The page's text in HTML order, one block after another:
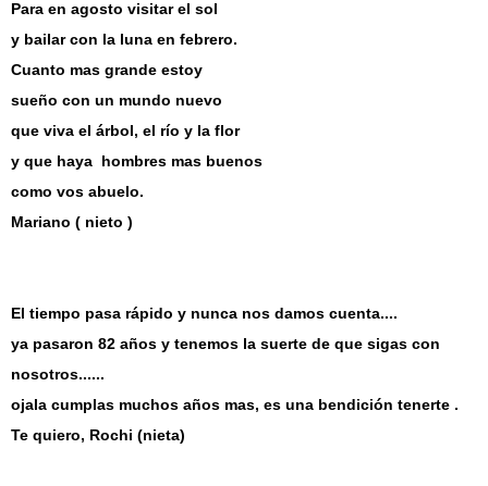
Para en agosto visitar el sol
y bailar con la luna en febrero.
Cuanto mas grande estoy
sueño con un mundo nuevo
que viva el árbol, el río y la flor
y que haya hombres mas buenos
como vos abuelo.
Mariano ( nieto )
El tiempo pasa rápido y nunca nos damos cuenta....
ya pasaron 82 años y tenemos la suerte de que sigas con
nosotros......
ojala cumplas muchos años mas, es una bendición tenerte .
Te quiero, Rochi (nieta)